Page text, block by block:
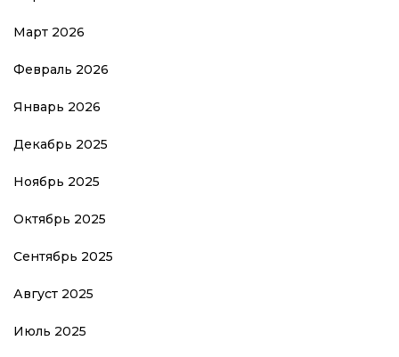
Март 2026
Февраль 2026
Январь 2026
Декабрь 2025
Ноябрь 2025
Октябрь 2025
Сентябрь 2025
Август 2025
Июль 2025